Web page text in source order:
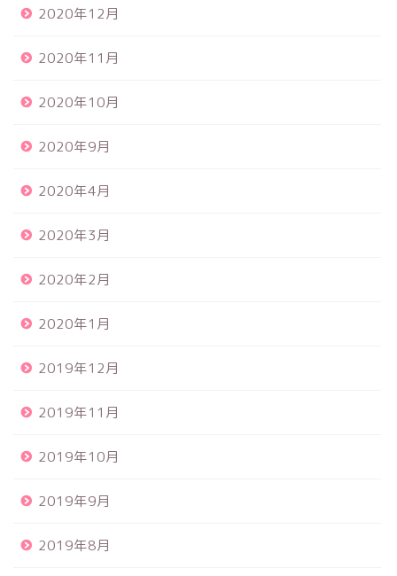
2020年12月
2020年11月
2020年10月
2020年9月
2020年4月
2020年3月
2020年2月
2020年1月
2019年12月
2019年11月
2019年10月
2019年9月
2019年8月